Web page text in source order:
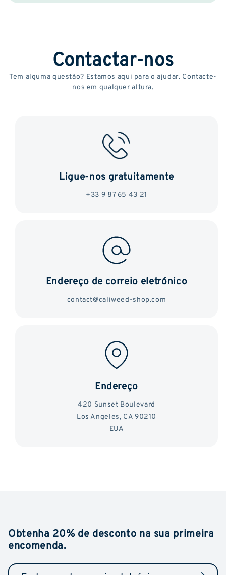
Contactar-nos
Tem alguma questão? Estamos aqui para o ajudar. Contacte-
nos em qualquer altura.
Ligue-nos gratuitamente
+33 9 87 65 43 21
Endereço de correio eletrónico
contact@caliweed-shop.com
Endereço
420 Sunset Boulevard
Los Angeles, CA 90210
EUA
Obtenha 20% de desconto na sua primeira
encomenda.